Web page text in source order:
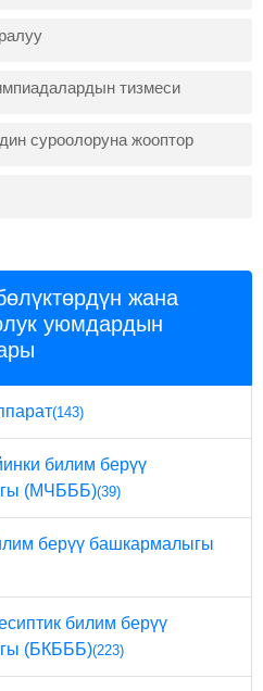
тизмеси
суроолоруна жооптор
жана
уюмдардын
(143)
билим берүү
(МЧБББ)(39)
берүү башкармалыгы
билим берүү
(БКБББ)(223)